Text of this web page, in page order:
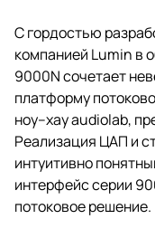
С гордостью
компанией Lumin в
9000N сочетает
платформу
ноу–хау audiolab,
Реализация ЦАП и
интуитивно
интерфейс серии
потоковое решение.